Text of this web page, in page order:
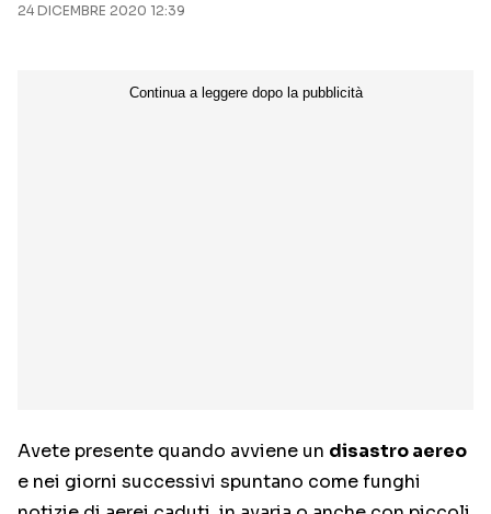
24 DICEMBRE 2020 12:39
Avete presente quando avviene un disastro aereo
e nei giorni successivi spuntano come funghi